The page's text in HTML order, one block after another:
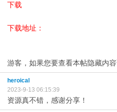
下载
下载地址：
游客，如果您要查看本帖隐藏内
heroical
2023-9-13 06:15:39
资源真不错，感谢分享！